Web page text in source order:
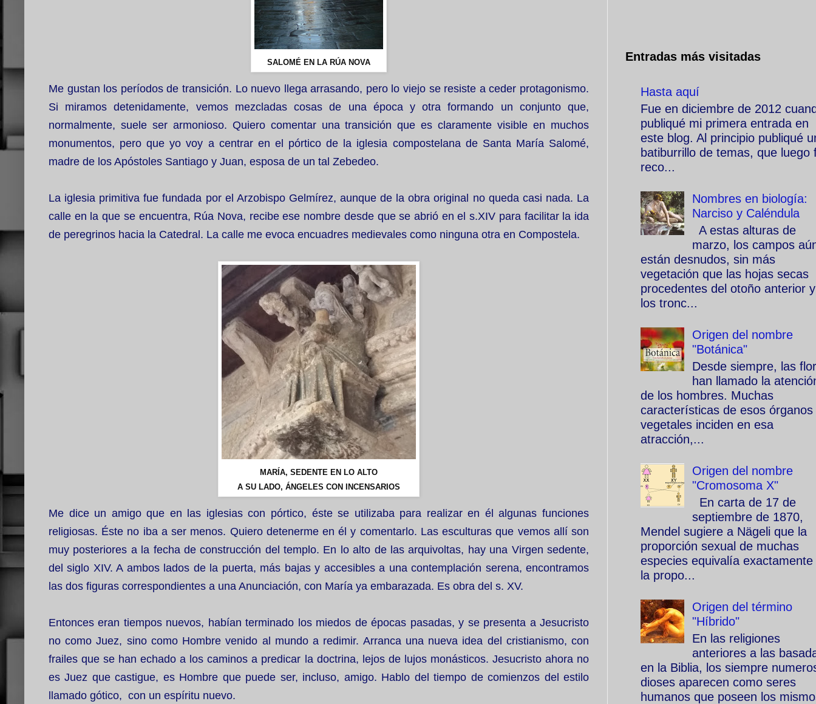
SALOMÉ EN LA RÚA NOVA
Me gustan los períodos de transición. Lo nuevo llega arrasando, pero lo viejo se resiste a ceder protagonismo.
Si miramos detenidamente, vemos mezcladas cosas de una época y otra formando un conjunto que,
normalmente, suele ser armonioso. Quiero comentar una transición que es claramente visible en muchos
monumentos, pero que yo voy a centrar en el pórtico de la iglesia compostelana de Santa María Salomé,
madre de los Apóstoles Santiago y Juan, esposa de un tal Zebedeo.
La iglesia primitiva fue fundada por el Arzobispo Gelmírez, aunque de la obra original no queda casi nada. La
calle en la que se encuentra, Rúa Nova, recibe ese nombre desde que se abrió en el s.XIV para facilitar la ida
de peregrinos hacia la Catedral. La calle me evoca encuadres medievales como ninguna otra en Compostela.
MARÍA, SEDENTE EN LO ALTO
A SU LADO, ÁNGELES CON INCENSARIOS
Me dice un amigo que en las iglesias con pórtico, éste se utilizaba para realizar en él algunas funciones
religiosas. Éste no iba a ser menos. Quiero detenerme en él y comentarlo. Las esculturas que vemos allí son
muy posteriores a la fecha de construcción del templo. En lo alto de las arquivoltas, hay una Virgen sedente,
del siglo XIV. A ambos lados de la puerta, más bajas y accesibles a una contemplación serena, encontramos
las dos figuras correspondientes a una Anunciación, con María ya embarazada. Es obra del s. XV.
Entonces eran tiempos nuevos, habían terminado los miedos de épocas pasadas, y se presenta a Jesucristo
no como Juez, sino como Hombre venido al mundo a redimir. Arranca una nueva idea del cristianismo, con
frailes que se han echado a los caminos a predicar la doctrina, lejos de lujos monásticos. Jesucristo ahora no
es Juez que castigue, es Hombre que puede ser, incluso, amigo. Hablo del tiempo de comienzos del estilo
llamado gótico, con un espíritu nuevo.
Entradas más visitadas
Hasta aquí
Fue en diciembre de 2012
publiqué mi primera entrada en
este blog. Al principio publiqué
batiburrillo de temas, que luego
reco...
Nombres en biología:
Narciso y Caléndula
A estas alturas de
marzo, los campos
están desnudos, sin más
vegetación que las hojas secas
procedentes del otoño anterior y
los tronc...
Origen del nombre
"Botánica"
Desde siempre, las
han llamado la
de los hombres. Muchas
características de esos órganos
vegetales inciden en esa
atracción,...
Origen del nombre
"Cromosoma X"
En carta de 17 de
septiembre de 1870,
Mendel sugiere a Nägeli que la
proporción sexual de muchas
especies equivalía exactamente
la propo...
Origen del término
"Híbrido"
En las religiones
anteriores a las
en la Biblia, los siempre
dioses aparecen como seres
humanos que poseen los